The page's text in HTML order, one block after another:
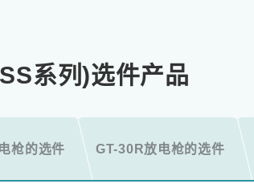
系列)选件产品
枪的选件 GT-30R放电枪的选件